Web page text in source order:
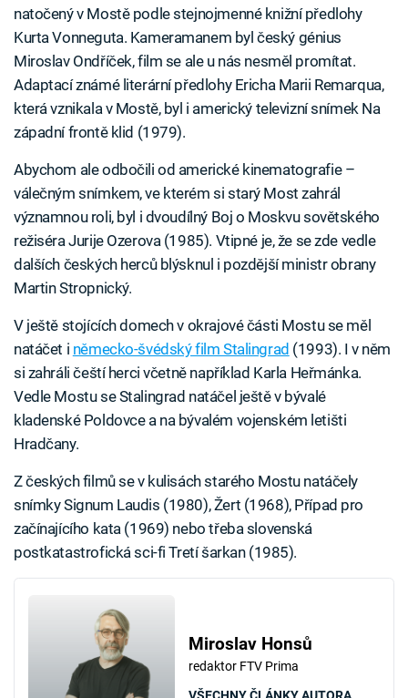
natočený v Mostě podle stejnojmenné knižní předlohy
Kurta Vonneguta. Kameramanem byl český génius
Miroslav Ondříček, film se ale u nás nesměl promítat.
Adaptací známé literární předlohy Ericha Marii Remarqua,
která vznikala v Mostě, byl i americký televizní snímek Na
západní frontě klid (1979).
Abychom ale odbočili od americké kinematografie –
válečným snímkem, ve kterém si starý Most zahrál
významnou roli, byl i dvoudílný Boj o Moskvu sovětského
režiséra Jurije Ozerova (1985). Vtipné je, že se zde vedle
dalších českých herců blýsknul i pozdější ministr obrany
Martin Stropnický.
V ještě stojících domech v okrajové části Mostu se měl
natáčet i německo-švédský film Stalingrad (1993). I v něm
si zahráli čeští herci včetně například Karla Heřmánka.
Vedle Mostu se Stalingrad natáčel ještě v bývalé
kladenské Poldovce a na bývalém vojenském letišti
Hradčany.
Z českých filmů se v kulisách starého Mostu natáčely
snímky Signum Laudis (1980), Žert (1968), Případ pro
začínajícího kata (1969) nebo třeba slovenská
postkatastrofická sci-fi Tretí šarkan (1985).
Miroslav Honsů
redaktor FTV Prima